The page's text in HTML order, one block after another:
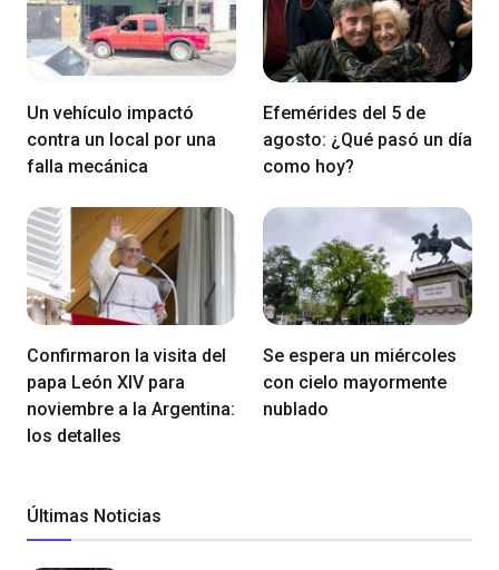
Un vehículo impactó
contra un local por una
falla mecánica
Efemérides del 5 de
agosto: ¿Qué pasó un día
como hoy?
Confirmaron la visita del
papa León XIV para
noviembre a la Argentina:
los detalles
Se espera un miércoles
con cielo mayormente
nublado
Últimas Noticias